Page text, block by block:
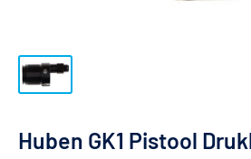
Huben GK1 Pistool